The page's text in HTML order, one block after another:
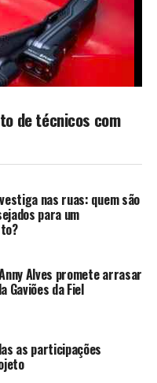
de técnicos com
nas ruas: quem são
para um
Alves promete arrasar
Gaviões da Fiel
as participações